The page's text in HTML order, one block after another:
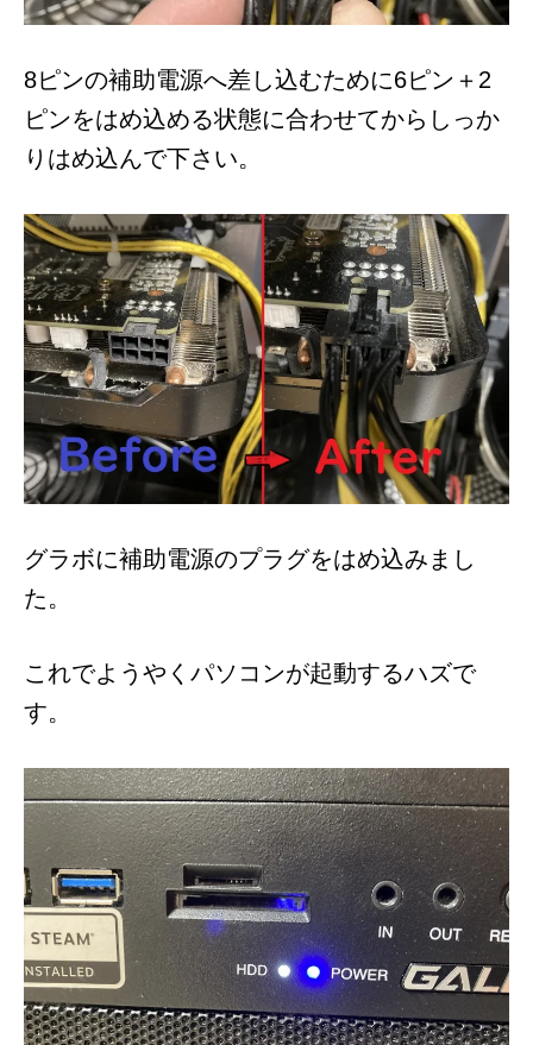
8ピンの補助電源へ差し込むために6ピン＋2
ピンをはめ込める状態に合わせてからしっか
りはめ込んで下さい。
グラボに補助電源のプラグをはめ込みまし
た。
これでようやくパソコンが起動するハズで
す。